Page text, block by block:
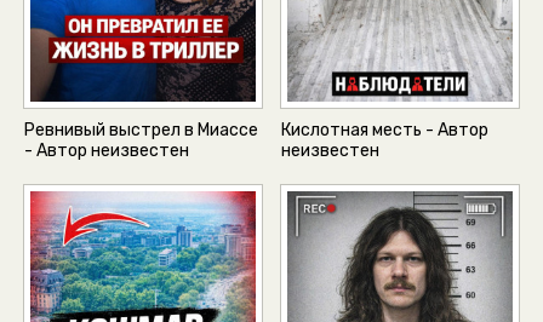
Ревнивый выстрел в Миассе
- Автор неизвестен
Кислотная месть - Автор
неизвестен